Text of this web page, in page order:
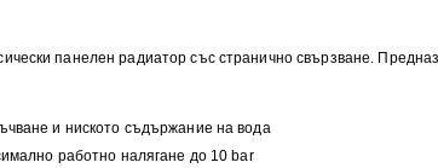
панелен радиатор със странично свързване.
и ниското съдържание на вода
работно налягане до 10 bar